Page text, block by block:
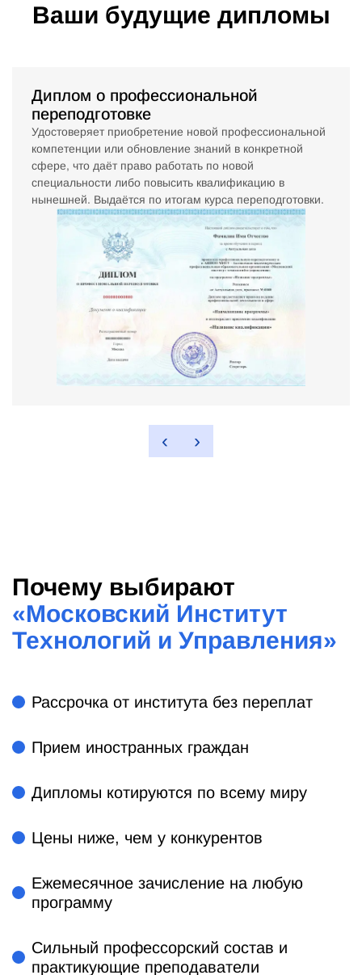
Ваши будущие дипломы
Диплом о профессиональной
переподготовке
Удостоверяет приобретение новой профессиональной
компетенции или обновление знаний в конкретной
сфере, что даёт право работать по новой
специальности либо повысить квалификацию в
нынешней. Выдаётся по итогам курса переподготовки.
‹ ›
Почему выбирают
«Московский Институт
Технологий и Управления»
Рассрочка от института без переплат
Прием иностранных граждан
Дипломы котируются по всему миру
Цены ниже, чем у конкурентов
Ежемесячное зачисление на любую
программу
Сильный профессорский состав и
практикующие преподаватели